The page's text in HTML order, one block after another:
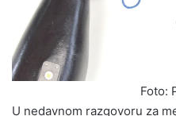
Foto:
U nedavnom razgovoru za